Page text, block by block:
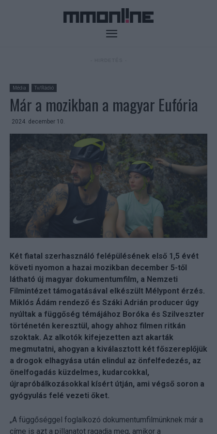
Média Tv/Rádió
Már a mozikban a magyar Eufória
2024. december 10.
Két fiatal szerhasználó felépülésének első 1,5 évét
követi nyomon a hazai mozikban december 5-től
látható új magyar dokumentumfilm, a Nemzeti
Filmintézet támogatásával elkészült Mélypont érzés.
Miklós Ádám rendező és Száki Adrián producer úgy
nyúltak a függőség témájához Boróka és Szilveszter
történetén keresztül, ahogy ahhoz filmen ritkán
szoktak. Az alkotók kifejezetten azt akarták
megmutatni, ahogyan a kiválasztott két főszereplőjük
a drogok elhagyása után elindul az önfelfedezés, az
önelfogadás küzdelmes, kudarcokkal,
újrapróbálkozásokkal kísért útján, ami végső soron a
gyógyulás felé vezeti őket.
„A függőséggel foglalkozó dokumentumfilmünknek már a
címe is azt a pillanatot ragadja meg, amikor a